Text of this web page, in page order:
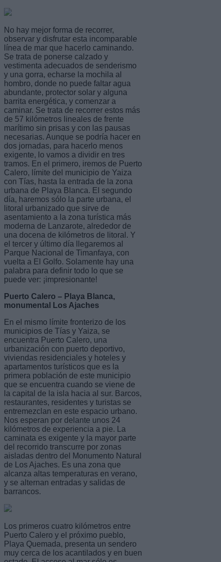
No hay mejor forma de recorrer,
observar y disfrutar esta incomparable
línea de mar que hacerlo caminando.
Se trata de ponerse calzado y
vestimenta adecuados de senderismo
y una gorra, echarse la mochila al
hombro, donde no puede faltar agua
abundante, protector solar y alguna
barrita energética, y comenzar a
caminar. Se trata de recorrer estos más
de 57 kilómetros lineales de frente
marítimo sin prisas y con las pausas
necesarias. Aunque se podría hacer en
dos jornadas, para hacerlo menos
exigente, lo vamos a dividir en tres
tramos. En el primero, iremos de Puerto
Calero, límite del municipio de Yaiza
con Tías, hasta la entrada de la zona
urbana de Playa Blanca. El segundo
día, haremos sólo la parte urbana, el
litoral urbanizado que sirve de
asentamiento a la zona turística más
moderna de Lanzarote, alrededor de
una docena de kilómetros de litoral. Y
el tercer y último día llegaremos al
Parque Nacional de Timanfaya, con
vuelta a El Golfo. Solamente hay una
palabra para definir todo lo que se
puede ver: ¡impresionante!
Puerto Calero – Playa Blanca,
monumental Los Ajaches
En el mismo límite fronterizo de los
municipios de Tías y Yaiza, se
encuentra Puerto Calero, una
urbanización con puerto deportivo,
viviendas residenciales y hoteles y
apartamentos turísticos que es la
primera población de este municipio
que se encuentra cuando se viene de
la capital de la isla hacia al sur. Barcos,
restaurantes, residentes y turistas se
entremezclan en este espacio urbano.
Nos esperan por delante unos 24
kilómetros de experiencia a pie. La
caminata es exigente y la mayor parte
del recorrido transcurre por zonas
aisladas dentro del Monumento Natural
de Los Ajaches. Es una zona que
alcanza altas temperaturas en verano,
y se alternan entradas y salidas de
barrancos.
Los primeros cuatro kilómetros entre
Puerto Calero y el próximo pueblo,
Playa Quemada, presenta un sendero
muy cerca de los acantilados y en buen